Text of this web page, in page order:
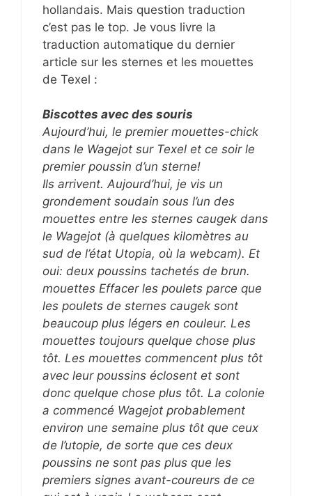
hollandais. Mais question traduction
c’est pas le top. Je vous livre la
traduction automatique du dernier
article sur les sternes et les mouettes
de Texel :
Biscottes avec des souris
Aujourd’hui, le premier mouettes-chick
dans le Wagejot sur Texel et ce soir le
premier poussin d’un sterne!
Ils arrivent. Aujourd’hui, je vis un
grondement soudain sous l’un des
mouettes entre les sternes caugek dans
le Wagejot (à quelques kilomètres au
sud de l’état Utopia, où la webcam). Et
oui: deux poussins tachetés de brun.
mouettes Effacer les poulets parce que
les poulets de sternes caugek sont
beaucoup plus légers en couleur. Les
mouettes toujours quelque chose plus
tôt. Les mouettes commencent plus tôt
avec leur poussins éclosent et sont
donc quelque chose plus tôt. La colonie
a commencé Wagejot probablement
environ une semaine plus tôt que ceux
de l’utopie, de sorte que ces deux
poussins ne sont pas plus que les
premiers signes avant-coureurs de ce